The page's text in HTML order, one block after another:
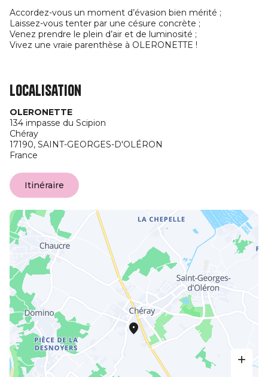
Accordez-vous un moment d’évasion bien mérité ;
Laissez-vous tenter par une césure concrète ;
Venez prendre le plein d’air et de luminosité ;
Vivez une vraie parenthèse à OLERONETTE !
Localisation
OLERONETTE
134 impasse du Scipion
Chéray
17190, SAINT-GEORGES-D'OLÉRON
France
Itinéraire